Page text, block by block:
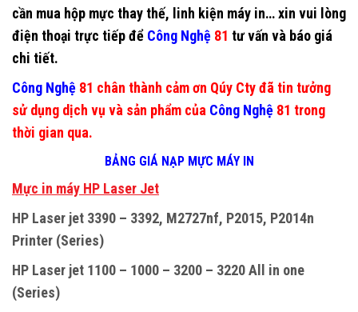
cần mua hộp mực thay thế, linh kiện máy in… xin vui lòng
điện thoại trực tiếp để Công Nghệ 81 tư vấn và báo giá
chi tiết.
Công Nghệ 81 chân thành cảm ơn Qúy Cty đã tin tưởng
sử dụng dịch vụ và sản phẩm của Công Nghệ 81 trong
thời gian qua.
BẢNG GIÁ NẠP MỰC MÁY IN
Mực in máy HP Laser Jet
HP Laser jet 3390 – 3392, M2727nf, P2015, P2014n
Printer (Series)
HP Laser jet 1100 – 1000 – 3200 – 3220 All in one
(Series)